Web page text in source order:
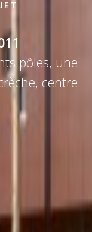
pôles, une
centre